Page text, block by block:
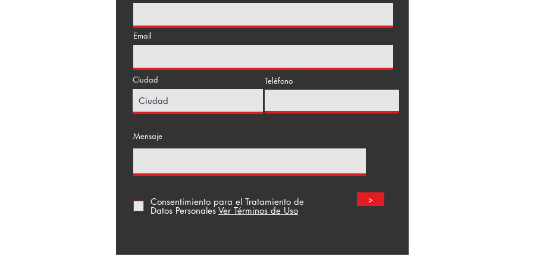
Email
Ciudad Teléfono
Mensaje
Consentimiento para el Tratamiento de
Datos Personales Ver Términos de Uso
>